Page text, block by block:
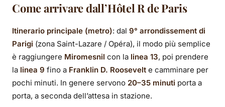
Come arrivare dall’Hôtel R de Paris
Itinerario principale (metro): dal 9° arrondissement di
Parigi (zona Saint-Lazare / Opéra), il modo più semplice
è raggiungere Miromesnil con la linea 13, poi prendere
la linea 9 fino a Franklin D. Roosevelt e camminare per
pochi minuti. In genere servono 20–35 minuti porta a
porta, a seconda dell’attesa in stazione.